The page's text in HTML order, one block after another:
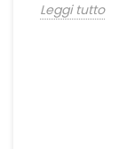
Leggi tutto